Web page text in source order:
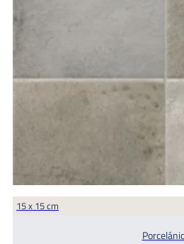
15 x 15 cm